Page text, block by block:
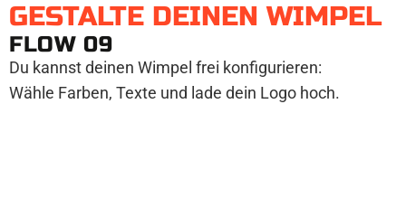
GESTALTE DEINEN WIMPEL
FLOW 09
Du kannst deinen Wimpel frei konfigurieren:
Wähle Farben, Texte und lade dein Logo hoch.